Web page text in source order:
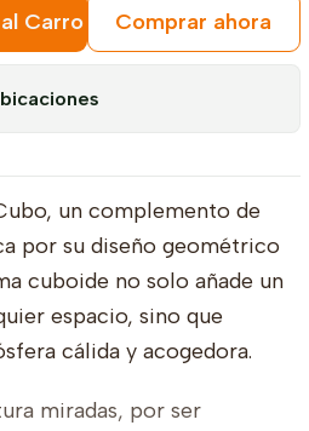
Carro Comprar ahora
un complemento de
por su diseño geométrico
cuboide no solo añade un
espacio, sino que
cálida y acogedora.
miradas, por ser